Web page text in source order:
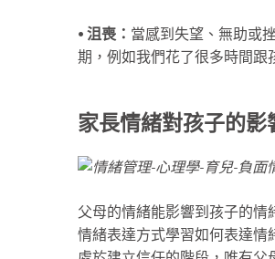
⦁ 沮喪： 當感到失望、無助或
期，例如我們花了很多時間跟
家長情緒對孩子的影
父母的情緒能影響到孩子的
情緒表達方式學習如何表達情